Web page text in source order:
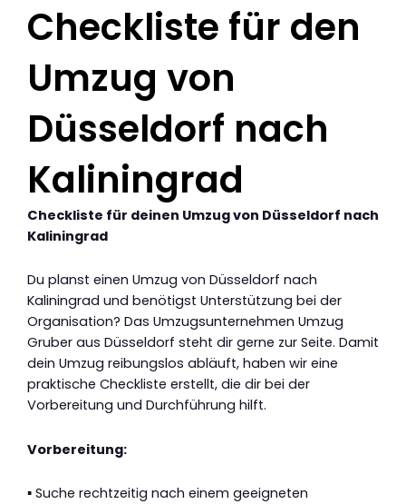
Checkliste für den
Umzug von
Düsseldorf nach
Kaliningrad
Checkliste für deinen Umzug von Düsseldorf nach
Kaliningrad
Du planst einen Umzug von Düsseldorf nach
Kaliningrad und benötigst Unterstützung bei der
Organisation? Das Umzugsunternehmen Umzug
Gruber aus Düsseldorf steht dir gerne zur Seite. Damit
dein Umzug reibungslos abläuft, haben wir eine
praktische Checkliste erstellt, die dir bei der
Vorbereitung und Durchführung hilft.
Vorbereitung:
▪ Suche rechtzeitig nach einem geeigneten